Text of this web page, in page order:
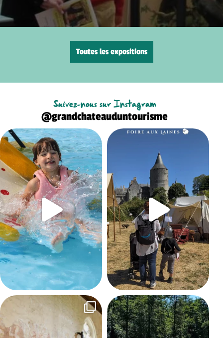
Toutes les expositions
Suivez-nous sur Instagram
@grandchateauduntourisme